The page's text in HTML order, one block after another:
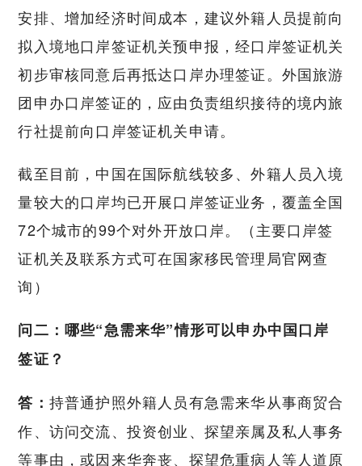
安排、增加经济时间成本，建议外籍人员提前向
拟入境地口岸签证机关预申报，经口岸签证机关
初步审核同意后再抵达口岸办理签证。外国旅游
团申办口岸签证的，应由负责组织接待的境内旅
行社提前向口岸签证机关申请。
截至目前，中国在国际航线较多、外籍人员入境
量较大的口岸均已开展口岸签证业务，覆盖全国
72个城市的99个对外开放口岸。（主要口岸签
证机关及联系方式可在国家移民管理局官网查
询）
问二：哪些“急需来华”情形可以申办中国口岸
签证？
答： 持普通护照外籍人员有急需来华从事商贸合
作、访问交流、投资创业、探望亲属及私人事务
等事由，或因来华奔丧、探望危重病人等人道原